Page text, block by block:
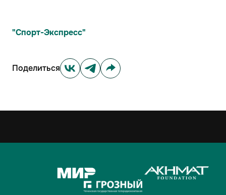
"Спорт-Экспресс"
Поделиться